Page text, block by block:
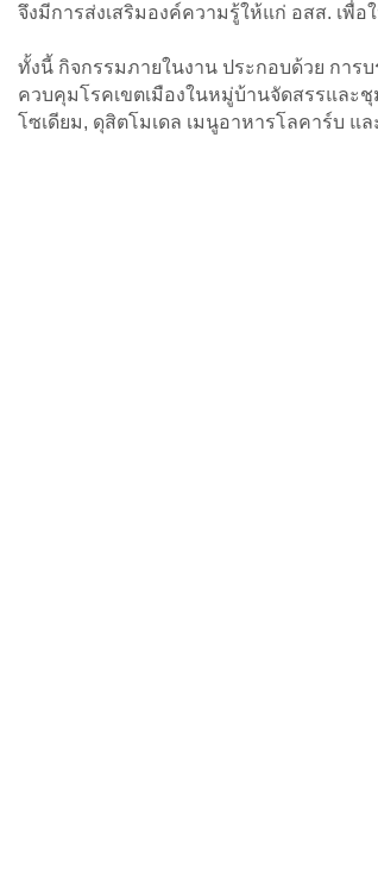
จึงมีการส่งเสริมองค์ความรู้ให้แก่ อสส. เพื่
ทั้งนี้ กิจกรรมภายในงาน ประกอบด้วย การ
ควบคุมโรคเขตเมืองในหมู่บ้านจัดสรรและ
โซเดียม, ดุสิตโมเดล เมนูอาหารโลคาร์บ